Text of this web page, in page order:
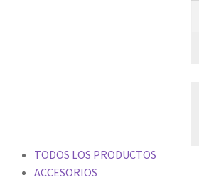
TODOS LOS PRODUCTOS
ACCESORIOS